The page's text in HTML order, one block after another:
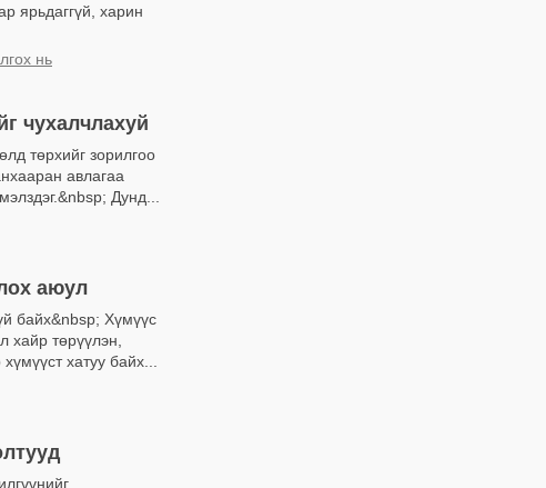
ярьдаггүй, харин
нь
чухалчлахуй
төрхийг зорилгоо
авлагаа
Дунд...
аюул
байх&nbsp; Хүмүүс
хайр төрүүлэн,
хатуу байх...